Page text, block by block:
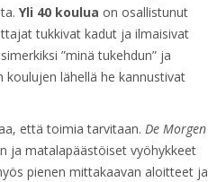
Yli 40 koulua on osallistunut
tukkivat kadut ja ilmaisivat
”minä tukehdun” ja
koulujen lähellä he kannustivat
että toimia tarvitaan. De Morgen
ja matalapäästöiset vyöhykkeet
pienen mittakaavan aloitteet ja